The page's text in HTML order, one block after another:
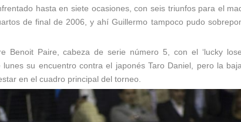
hasta en siete ocasiones, con seis triunfos para el
de final de 2006, y ahí Guillermo tampoco pudo
Benoit Paire, cabeza de serie número 5, con el ‘lucky
su encuentro contra el japonés Taro Daniel, pero la
en el cuadro principal del torneo.